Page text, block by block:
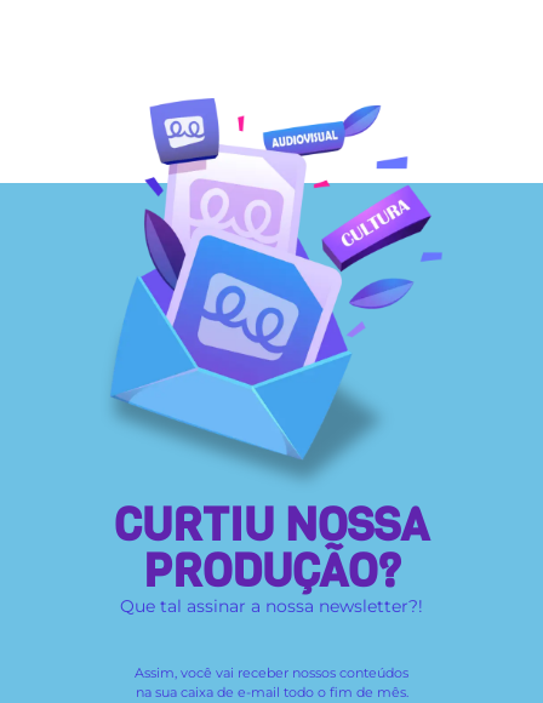
CURTIU NOSSA
PRODUÇÃO?
Que tal assinar a nossa newsletter?!
Assim, você vai receber nossos conteúdos
na sua caixa de e-mail todo o fim de mês.